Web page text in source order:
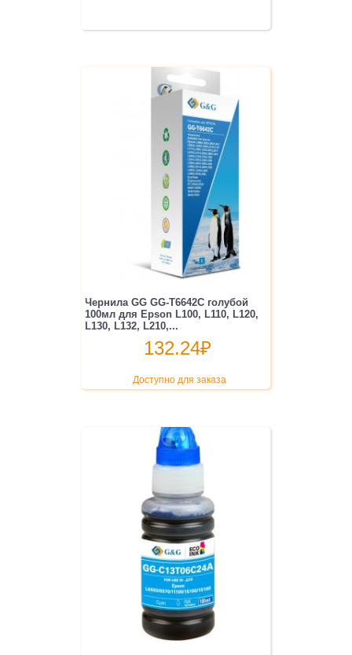
Чернила GG GG-T6642C голубой
100мл для Epson L100, L110, L120,
L130, L132, L210,...
132.24₽
Доступно для заказа